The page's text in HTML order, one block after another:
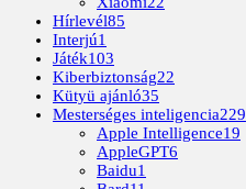
Hírlevél85
Interjú1
Játék103
Kiberbiztonság22
Kütyü ajánló35
Mesterséges inteligencia229
Apple Intelligence19
AppleGPT6
Baidu1